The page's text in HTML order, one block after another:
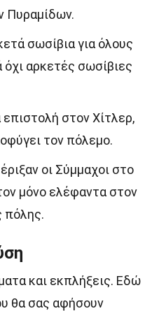
Πυραμίδων.
σωσίβια για όλους
αρκετές σωσίβιες
στον Χίτλερ,
τον πόλεμο.
οι Σύμμαχοι στο
μόνο ελέφαντα στον
πόλης.
και εκπλήξεις. Εδώ
θα σας αφήσουν